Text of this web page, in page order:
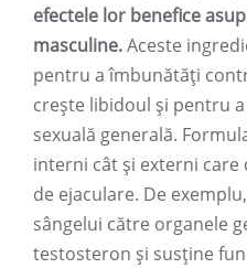
efectele lor benefice
masculine.Aceste
pentru a îmbunătăți
crește libidoul și pentru
sexuală generală.
interni cât și externi
de ejaculare. De
sângelui către organele
testosteron și susține